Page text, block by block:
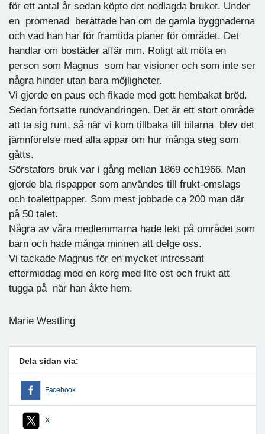
för ett antal år sedan köpte det nedlagda bruket. Under
en promenad berättade han om de gamla byggnaderna
och vad han har för framtida planer för området. Det
handlar om bostäder affär mm. Roligt att möta en
person som Magnus som har visioner och som inte ser
några hinder utan bara möjligheter.
Vi gjorde en paus och fikade med gott hembakat bröd.
Sedan fortsatte rundvandringen. Det är ett stort område
att ta sig runt, så när vi kom tillbaka till bilarna blev det
jämnförelse med alla appar om hur många steg som
gåtts.
Sörstafors bruk var i gång mellan 1869 och1966. Man
gjorde bla rispapper som användes till frukt-omslags
och toalettpapper. Som mest jobbade ca 200 man där
på 50 talet.
Några av våra medlemmarna hade lekt på området som
barn och hade många minnen att delge oss.
Vi tackade Magnus för en mycket intressant
eftermiddag med en korg med lite ost och frukt att
tugga på när han åkte hem.
Marie Westling
Dela sidan via:
Facebook
X